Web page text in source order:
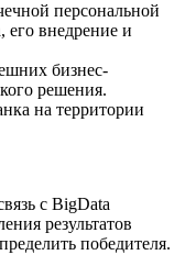
персональной
его внедрение и
бизнес-
решения.
на территории
с BigData
результатов
победителя.